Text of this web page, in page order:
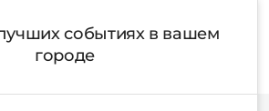
событиях в вашем
городе